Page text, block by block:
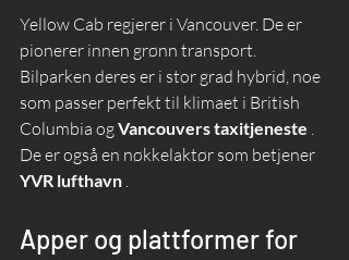
Yellow Cab regjerer i Vancouver. De er
pionerer innen grønn transport.
Bilparken deres er i stor grad hybrid, noe
som passer perfekt til klimaet i British
Columbia og Vancouvers taxitjeneste .
De er også en nøkkelaktør som betjener
YVR lufthavn .
Apper og plattformer for